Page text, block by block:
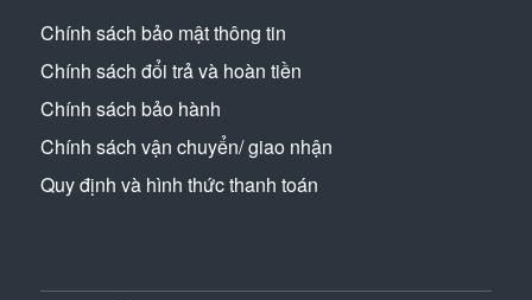
Chính sách bảo mật thông tin
Chính sách đổi trả và hoàn tiền
Chính sách bảo hành
Chính sách vận chuyển/ giao nhận
Quy định và hình thức thanh toán